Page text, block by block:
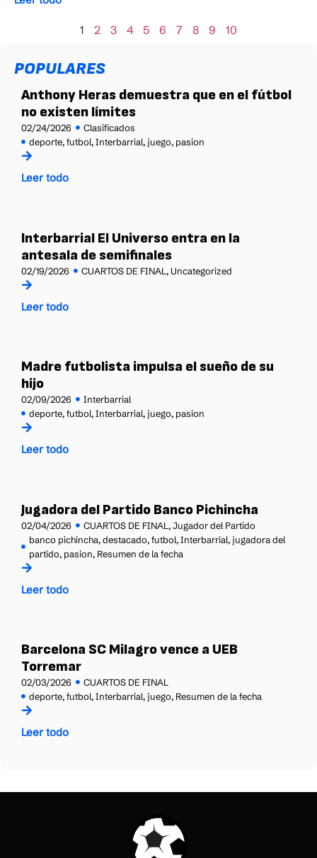
1 2 3 4 5 6 7 8 9 10
POPULARES
Anthony Heras demuestra que en el fútbol
no existen límites
02/24/2026
Clasificados
deporte,futbol,Interbarrial, juego, pasion
Leer todo
Interbarrial El Universo entra en la
antesala de semifinales
02/19/2026 CUARTOS DE FINAL ,Uncategorized
Leer todo
Madre futbolista impulsa el sueño de su
hijo
02/09/2026
Interbarrial
deporte,futbol,Interbarrial, juego, pasion
Leer todo
Jugadora del Partido Banco Pichincha
02/04/2026 CUARTOS DE FINAL ,Jugador del Partido
banco pichincha,destacado,futbol,Interbarrial, jugadora del
partido, pasion, Resumen de la fecha
Leer todo
Barcelona SC Milagro vence a UEB
Torremar
02/03/2026
CUARTOS DE FINAL
deporte,futbol,Interbarrial, juego, Resumen de la fecha
Leer todo